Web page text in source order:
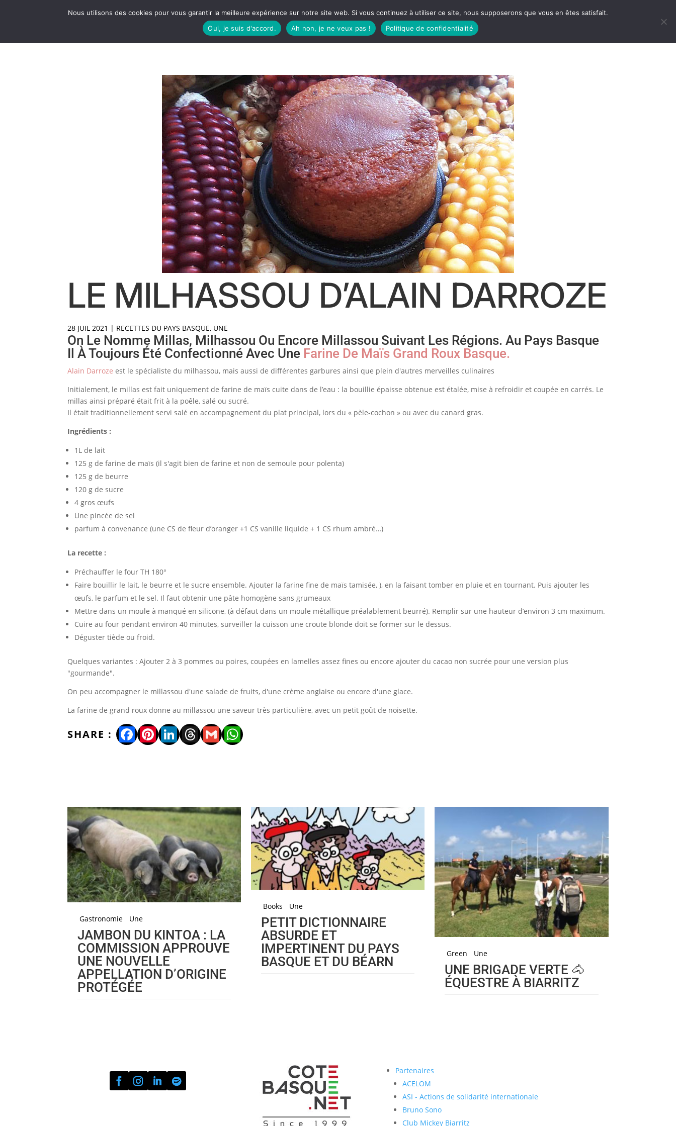
LE STUDIO FÊTES BASQUES À MANGER CÔTÉ SORTIES GREEN LIFE
LE MILHASSOU D’ALAIN DARROZE
28 JUIL 2021 | RECETTES DU PAYS BASQUE, UNE
On Le Nomme Millas, Milhassou Ou Encore Millassou Suivant Les Régions. Au Pays Basque
Il À Toujours Été Confectionné Avec Une Farine De Maïs Grand Roux Basque.
Alain Darroze est le spécialiste du milhassou, mais aussi de différentes garbures ainsi que plein d'autres merveilles culinaires
Initialement, le millas est fait uniquement de farine de maïs cuite dans de l’eau : la bouillie épaisse obtenue est étalée, mise à refroidir et coupée en carrés. Le
millas ainsi préparé était frit à la poêle, salé ou sucré.
Il était traditionnellement servi salé en accompagnement du plat principal, lors du « pèle-cochon » ou avec du canard gras.
Ingrédients :
1L de lait
125 g de farine de maïs (il s'agit bien de farine et non de semoule pour polenta)
125 g de beurre
120 g de sucre
4 gros œufs
Une pincée de sel
parfum à convenance (une CS de fleur d’oranger +1 CS vanille liquide + 1 CS rhum ambré…)
La recette :
Préchauffer le four TH 180°
Faire bouillir le lait, le beurre et le sucre ensemble. Ajouter la farine fine de maïs tamisée, ), en la faisant tomber en pluie et en tournant. Puis ajouter les
œufs, le parfum et le sel. Il faut obtenir une pâte homogène sans grumeaux
Mettre dans un moule à manqué en silicone, (à défaut dans un moule métallique préalablement beurré). Remplir sur une hauteur d’environ 3 cm maximum.
Cuire au four pendant environ 40 minutes, surveiller la cuisson une croute blonde doit se former sur le dessus.
Déguster tiède ou froid.
Quelques variantes : Ajouter 2 à 3 pommes ou poires, coupées en lamelles assez fines ou encore ajouter du cacao non sucrée pour une version plus
"gourmande".
On peu accompagner le millassou d'une salade de fruits, d'une crème anglaise ou encore d'une glace.
La farine de grand roux donne au millassou une saveur très particulière, avec un petit goût de noisette.
Facebook
Pinterest
LinkedIn
Threads
GmailWhatsApp
Gastronomie Une
JAMBON DU KINTOA : LA
COMMISSION APPROUVE
UNE NOUVELLE
APPELLATION D’ORIGINE
PROTÉGÉE
Books Une
PETIT DICTIONNAIRE
ABSURDE ET
IMPERTINENT DU PAYS
BASQUE ET DU BÉARN
Green Une
UNE BRIGADE VERTE 🐴
ÉQUESTRE À BIARRITZ
Partenaires
ACELOM
ASI - Actions de solidarité internationale
Bruno Sono
Club Mickey Biarritz
Nous utilisons des cookies pour vous garantir la meilleure expérience sur notre site web. Si vous continuez à utiliser ce site, nous supposerons que vous en êtes satisfait.
Oui, je suis d'accord.
Ah non, je ne veux pas ! Politique de confidentialité